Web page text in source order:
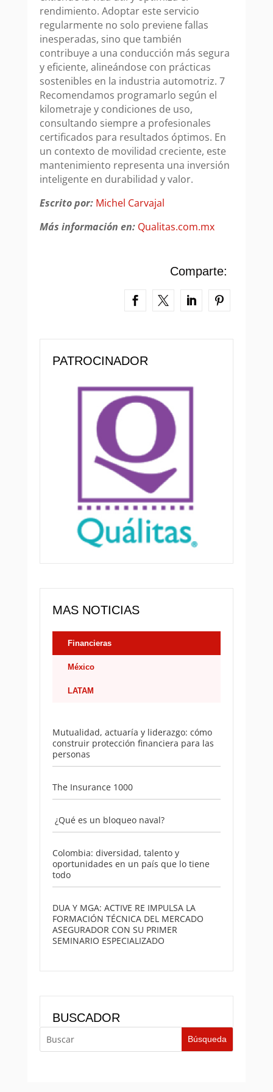
PATROCINADOR
MAS NOTICIAS
Financieras
México
LATAM
Mutualidad, actuaría y liderazgo: cómo
construir protección financiera para las
personas
The Insurance 1000
¿Qué es un bloqueo naval?
Colombia: diversidad, talento y
oportunidades en un país que lo tiene
todo
DUA Y MGA: ACTIVE RE IMPULSA LA
FORMACIÓN TÉCNICA DEL MERCADO
ASEGURADOR CON SU PRIMER
SEMINARIO ESPECIALIZADO
BUSCADOR
rendimiento. Adoptar este servicio
regularmente no solo previene fallas
inesperadas, sino que también
contribuye a una conducción más segura
y eficiente, alineándose con prácticas
sostenibles en la industria automotriz. 7
Recomendamos programarlo según el
kilometraje y condiciones de uso,
consultando siempre a profesionales
certificados para resultados óptimos. En
un contexto de movilidad creciente, este
mantenimiento representa una inversión
inteligente en durabilidad y valor.
Escrito por: Michel Carvajal
Más información en: Qualitas.com.mx
Comparte: